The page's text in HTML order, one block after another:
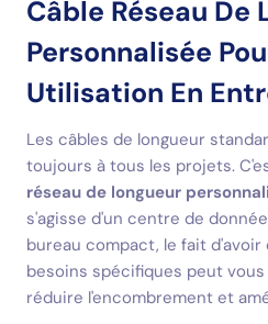
Câble Réseau De
Personnalisée
Utilisation En
Les câbles de longueur
toujours à tous les projets.
réseau de longueur
s'agisse d'un centre de
bureau compact, le fait d'avoir
besoins spécifiques peut
réduire l'encombrement et